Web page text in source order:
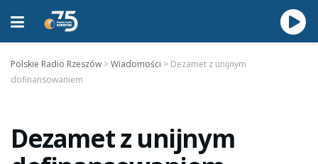
Polskie Radio Rzeszów >Wiadomości > Dezamet z unijnym
dofinansowaniem
Dezamet z unijnym